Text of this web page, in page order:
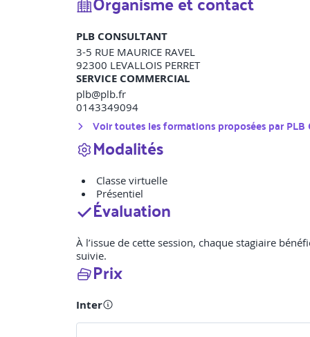
PLB CONSULTANT
3-5 RUE MAURICE RAVEL
92300 LEVALLOIS PERRET
SERVICE COMMERCIAL
plb@plb.fr
0143349094
Voir toutes les formations proposées parPLB
Modalités
Classe virtuelle
Présentiel
Évaluation
À l’issue de cette session, chaque stagiaire
suivie.
Prix
Inter